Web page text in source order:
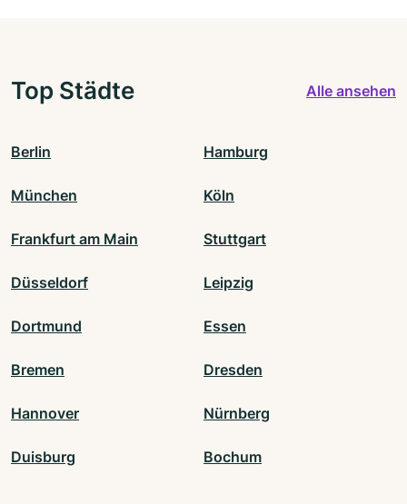
Top Städte Alle ansehen
Berlin Hamburg
München Köln
Frankfurt am Main Stuttgart
Düsseldorf Leipzig
Dortmund Essen
Bremen Dresden
Hannover Nürnberg
Duisburg Bochum